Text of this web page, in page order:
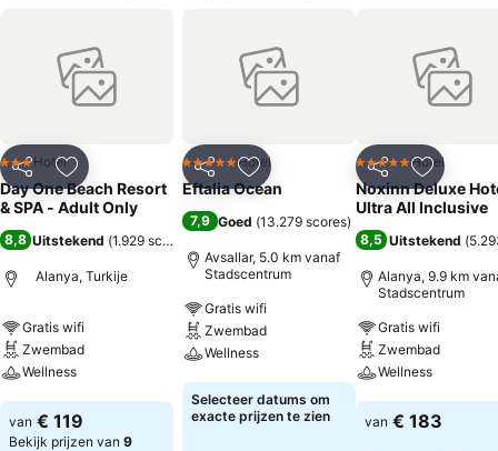
Delen Toevoegen aan favorieten
3 Sterren
Hotel
Day One Beach Resort
& SPA - Adult Only
8,8 Uitstekend (1.929 scores
Alanya, Turkije
Gratis wifi
Zwembad
Wellness
Prijzen bekijken
van € 119
Bekijk prijzen van 9
Delen Toevoegen aan favorieten
5 Sterren Hotel
Eftalia Ocean
7,9 Goed (13.279 scores)
Avsallar, 5.0 km vanaf
Stadscentrum
Gratis wifi
Zwembad
Wellness
Prijzen bekijken
Selecteer datums om
exacte prijzen te zien
Delen
5 Sterren Hotel
Noxinn Deluxe
Ultra All Inclusive
8,5 Uitstekend (
Alanya, 9.9 km
Stadscentrum
Gratis wifi
Zwembad
Wellness
Prijzen bekijken
van € 183